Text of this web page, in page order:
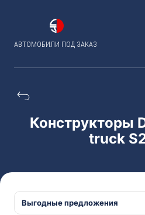
АВТОМОБИЛИ ПОД ЗАКАЗ
Конструкторы
truck